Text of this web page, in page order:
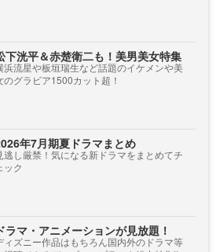
下洸平＆赤楚衛二も！美男美女特集
浜流星や板垣瑞生など話題のイケメンや美
のグラビア1500カット超！
年7月期夏ドラマまとめ
逃し厳禁！気になる新ドラマをまとめてチ
ック
ラマ・アニメーションが見放題！
ィズニー作品はもちろん国内外のドラマ等